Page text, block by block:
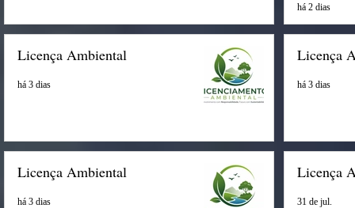
há 2 dias
Licença Ambiental
há 3 dias
Licença
há 3 dias
Licença Ambiental
há 3 dias
Licença
31 de jul.